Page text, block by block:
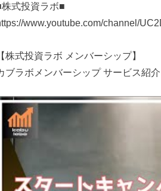
株式投資ラボ■
www.youtube.com/channel/
【株式投資ラボ メンバーシップ】
ブラボメンバーシップ サービス紹介